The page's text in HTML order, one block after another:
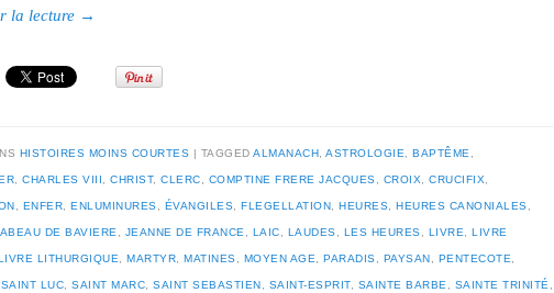
la lecture →
HISTOIRES MOINS COURTES TAGGED ALMANACH, ASTROLOGIE, BAPTÊME,
, CHARLES VIII, CHRIST, CLERC, COMPTINE FRERE JACQUES, CROIX, CRUCIFIX,
, ENFER, ENLUMINURES, ÉVANGILES, FLEGELLATION, HEURES, HEURES CANONIALES,
DE BAVIERE, JEANNE DE FRANCE, LAIC, LAUDES, LES HEURES, LIVRE, LIVRE
LITHURGIQUE, MARTYR, MATINES, MOYEN AGE, PARADIS, PAYSAN, PENTECOTE,
SAINT LUC, SAINT MARC, SAINT SEBASTIEN, SAINT-ESPRIT, SAINTE BARBE, SAINTE TRINITÉ,